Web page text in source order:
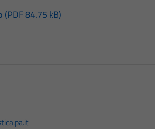
(PDF 84.75 kB)